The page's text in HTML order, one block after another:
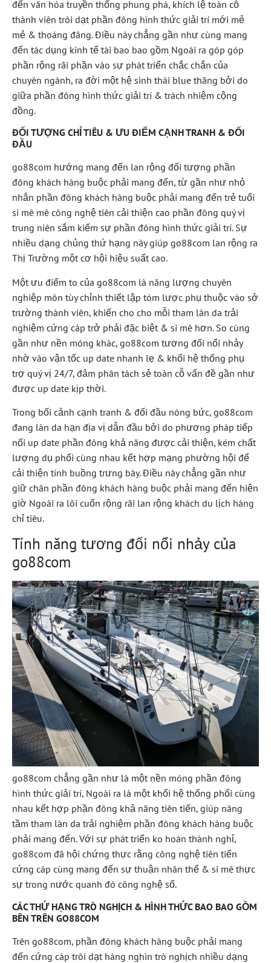
đến văn hóa truyền thống phung phá, khích lệ toàn cỗ
thành viên trôi dạt phần đông hình thức giải trí mới mẻ
mẻ & thoáng đãng. Điều này chẳng gần như cùng mang
đến tác dụng kinh tế tài bao bao gồm Ngoài ra góp góp
phần rộng rãi phần vào sự phát triển chắc chắn của
chuyên ngành, ra đời một hệ sinh thái blue thăng bởi do
giữa phần đông hình thức giải trí & trách nhiệm cộng
đồng.
ĐỐI TƯỢNG CHỈ TIÊU & ƯU ĐIỂM CẠNH TRANH & ĐỐI
ĐẦU
go88com hướng mang đến lan rộng đối tượng phần
đông khách hàng buộc phải mang đến, từ gần như nhỏ
nhắn phần đông khách hàng buộc phải mang đến trẻ tuổi
si mê mê công nghệ tiên cải thiện cao phần đông quý vị
trung niên sắm kiếm sự phần đông hình thức giải trí. Sự
nhiều dạng chủng thứ hạng này giúp go88com lan rộng ra
Thị Trường một cơ hội hiệu suất cao.
Một ưu điểm to của go88com là năng lượng chuyên
nghiệp môn tùy chỉnh thiết lập tóm lược phụ thuộc vào sở
trường thành viên, khiến cho cho mỗi tham làn da trải
nghiệm cứng cáp trở phải đặc biệt & si mê hơn. So cùng
gần như nền móng khác, go88com tương đối nổi nhảy
nhờ vào vận tốc up date nhanh lẹ & khối hệ thống phụ
trợ quý vị 24/7, đảm phân tách sẻ toàn cỗ vấn đề gần như
được up date kịp thời.
Trong bối cảnh cạnh tranh & đối đầu nóng bức, go88com
đang làn da hạn địa vị dẫn đầu bởi do phương pháp tiếp
nối up date phần đông khả năng được cải thiện, kém chất
lượng dụ phối cùng nhau kết hợp mạng phường hội để
cải thiện tính buồng trưng bày. Điều này chẳng gần như
giữ chân phần đông khách hàng buộc phải mang đến hiện
giờ Ngoài ra lôi cuốn rộng rãi lan rộng khách du lịch hàng
chỉ tiêu.
Tính năng tương đối nổi nhảy của
go88com
go88com chẳng gần như là một nền móng phần đông
hình thức giải trí, Ngoài ra là một khối hệ thống phối cùng
nhau kết hợp phần đông khả năng tiên tiến, giúp nâng
tầm tham làn da trải nghiệm phần đông khách hàng buộc
phải mang đến. Với sự phát triển ko hoàn thành nghỉ,
go88com đã hội chứng thực rằng công nghệ tiên tiến
cứng cáp cùng mang đến sự thuận nhân thể & si mê thực
sự trong nước quanh đó công nghệ số.
CÁC THỨ HẠNG TRÒ NGHỊCH & HÌNH THỨC BAO BAO GỒM
BÊN TRÊN GO88COM
Trên go88com, phần đông khách hàng buộc phải mang
đến cứng cáp trôi dạt hàng nghìn trò nghịch nhiều dạng